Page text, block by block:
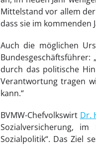
Mittelstand vor allem
dass sie im kommenden
Auch die möglichen
durch das politische
Verantwortung tragen
kann.“
BVMW-Chefvolkswirt Dr.
Sozialversicherung,
Sozialpolitik“. Das Ziel